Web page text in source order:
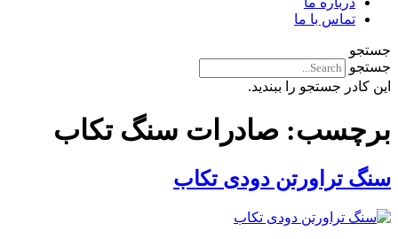
تماس با ما
جستجو
جستجو
این کادر جستجو را ببندید.
برچسب: صادرات سنگ تکاب
سنگ تراورتن دودی تکاب